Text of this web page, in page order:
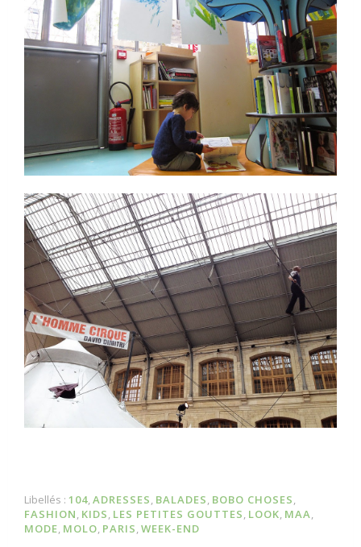
Libellés : 104,ADRESSES, BALADES, BOBO CHOSES,
FASHION, KIDS, LES PETITES GOUTTES, LOOK, MAA,
MODE, MOLO, PARIS,WEEK-END